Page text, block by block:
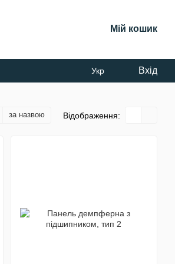
Мій кошик
Укр Вхід
за назвою Відображення: